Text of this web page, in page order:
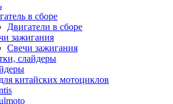
в сборе
Двигатели в сборе
зажигания
Свечи зажигания
слайдеры
китайских мотоциклов